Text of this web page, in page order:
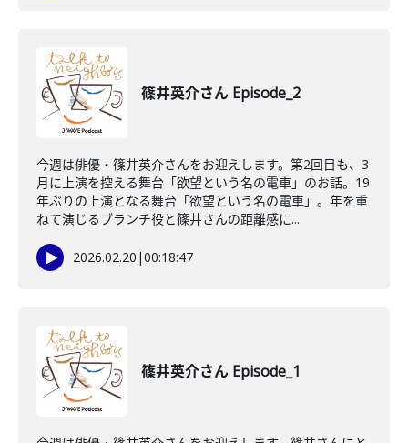
篠井英介さん Episode_2
今週は俳優・篠井英介さんをお迎えします。第2回目も、3
月に上演を控える舞台「欲望という名の電車」のお話。19
年ぶりの上演となる舞台「欲望という名の電車」。年を重
ねて演じるブランチ役と篠井さんの距離感に...
2026.02.20 |00:18:47
篠井英介さん Episode_1